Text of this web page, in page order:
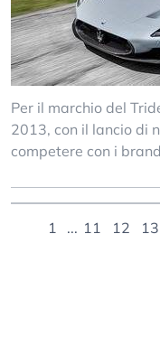
Per il marchio del
2013, con il lancio di
competere con i
1 ... 11 12 13